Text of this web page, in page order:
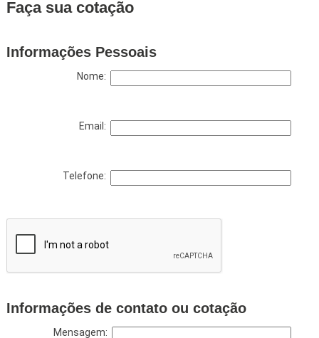
Faça sua cotação
Informações Pessoais
Nome:
Email:
Telefone:
Informações de contato ou cotação
Mensagem: